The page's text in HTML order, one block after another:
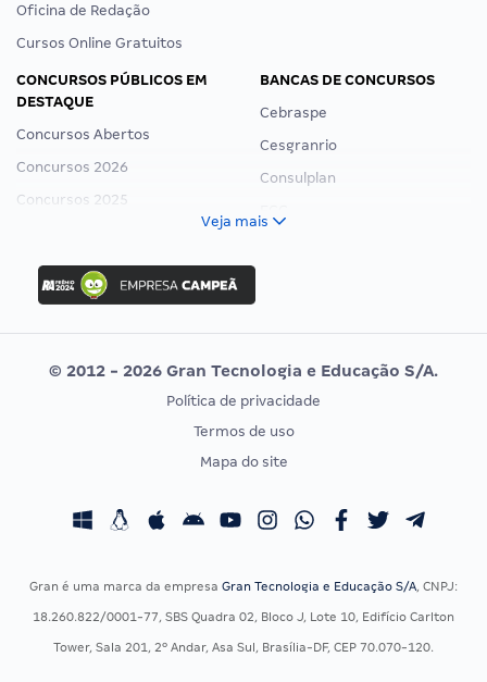
Oficina de Redação
Cursos Online Gratuitos
CONCURSOS PÚBLICOS EM
DESTAQUE
Concursos Abertos
Concursos 2026
Concursos 2025
Concurso Ibama
Concurso MPU
Editais publicados
BANCAS DE CONCURSOS
Cebraspe
Cesgranrio
Consulplan
Vunesp
CONCURSOS POR PROFISSÃO
Concursos Fiscais
EXAME DE ORDEM
Calendário OAB
Veja mais
© 2012 - 2026 Gran Tecnologia e Educação S/A.
Política de privacidade
Termos de uso
Mapa do site
Gran é uma marca da empresa Gran Tecnologia e Educação S/A, CNPJ:
18.260.822/0001-77, SBS Quadra 02, Bloco J, Lote 10, Edifício Carlton
Tower, Sala 201, 2º Andar, Asa Sul, Brasília-DF, CEP 70.070-120.